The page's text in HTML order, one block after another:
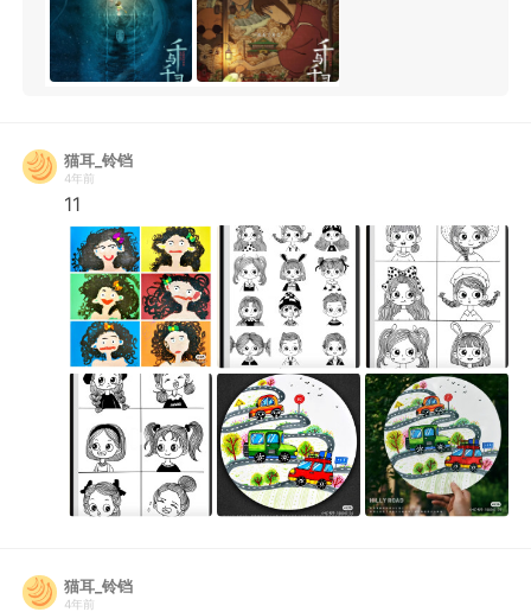
猫耳_铃铛
4年前
11
猫耳_铃铛
4年前